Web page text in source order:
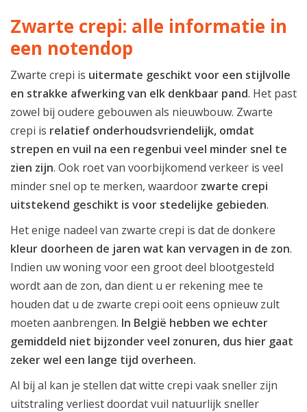
Zwarte crepi: alle informatie in
een notendop
Zwarte crepi is uitermate geschikt voor een stijlvolle
en strakke afwerking van elk denkbaar pand. Het past
zowel bij oudere gebouwen als nieuwbouw. Zwarte
crepi is relatief onderhoudsvriendelijk, omdat
strepen en vuil na een regenbui veel minder snel te
zien zijn. Ook roet van voorbijkomend verkeer is veel
minder snel op te merken, waardoor zwarte crepi
uitstekend geschikt is voor stedelijke gebieden.
Het enige nadeel van zwarte crepi is dat de donkere
kleur doorheen de jaren wat kan vervagen in de zon.
Indien uw woning voor een groot deel blootgesteld
wordt aan de zon, dan dient u er rekening mee te
houden dat u de zwarte crepi ooit eens opnieuw zult
moeten aanbrengen. In België hebben we echter
gemiddeld niet bijzonder veel zonuren, dus hier gaat
zeker wel een lange tijd overheen.
Al bij al kan je stellen dat witte crepi vaak sneller zijn
uitstraling verliest doordat vuil natuurlijk sneller